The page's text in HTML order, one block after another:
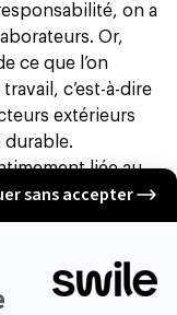
on a
Or,
ce que l’on
c’est-à-dire
extérieurs
durable.
liée au
est celle-là
cognitives.
davantage
sorte.